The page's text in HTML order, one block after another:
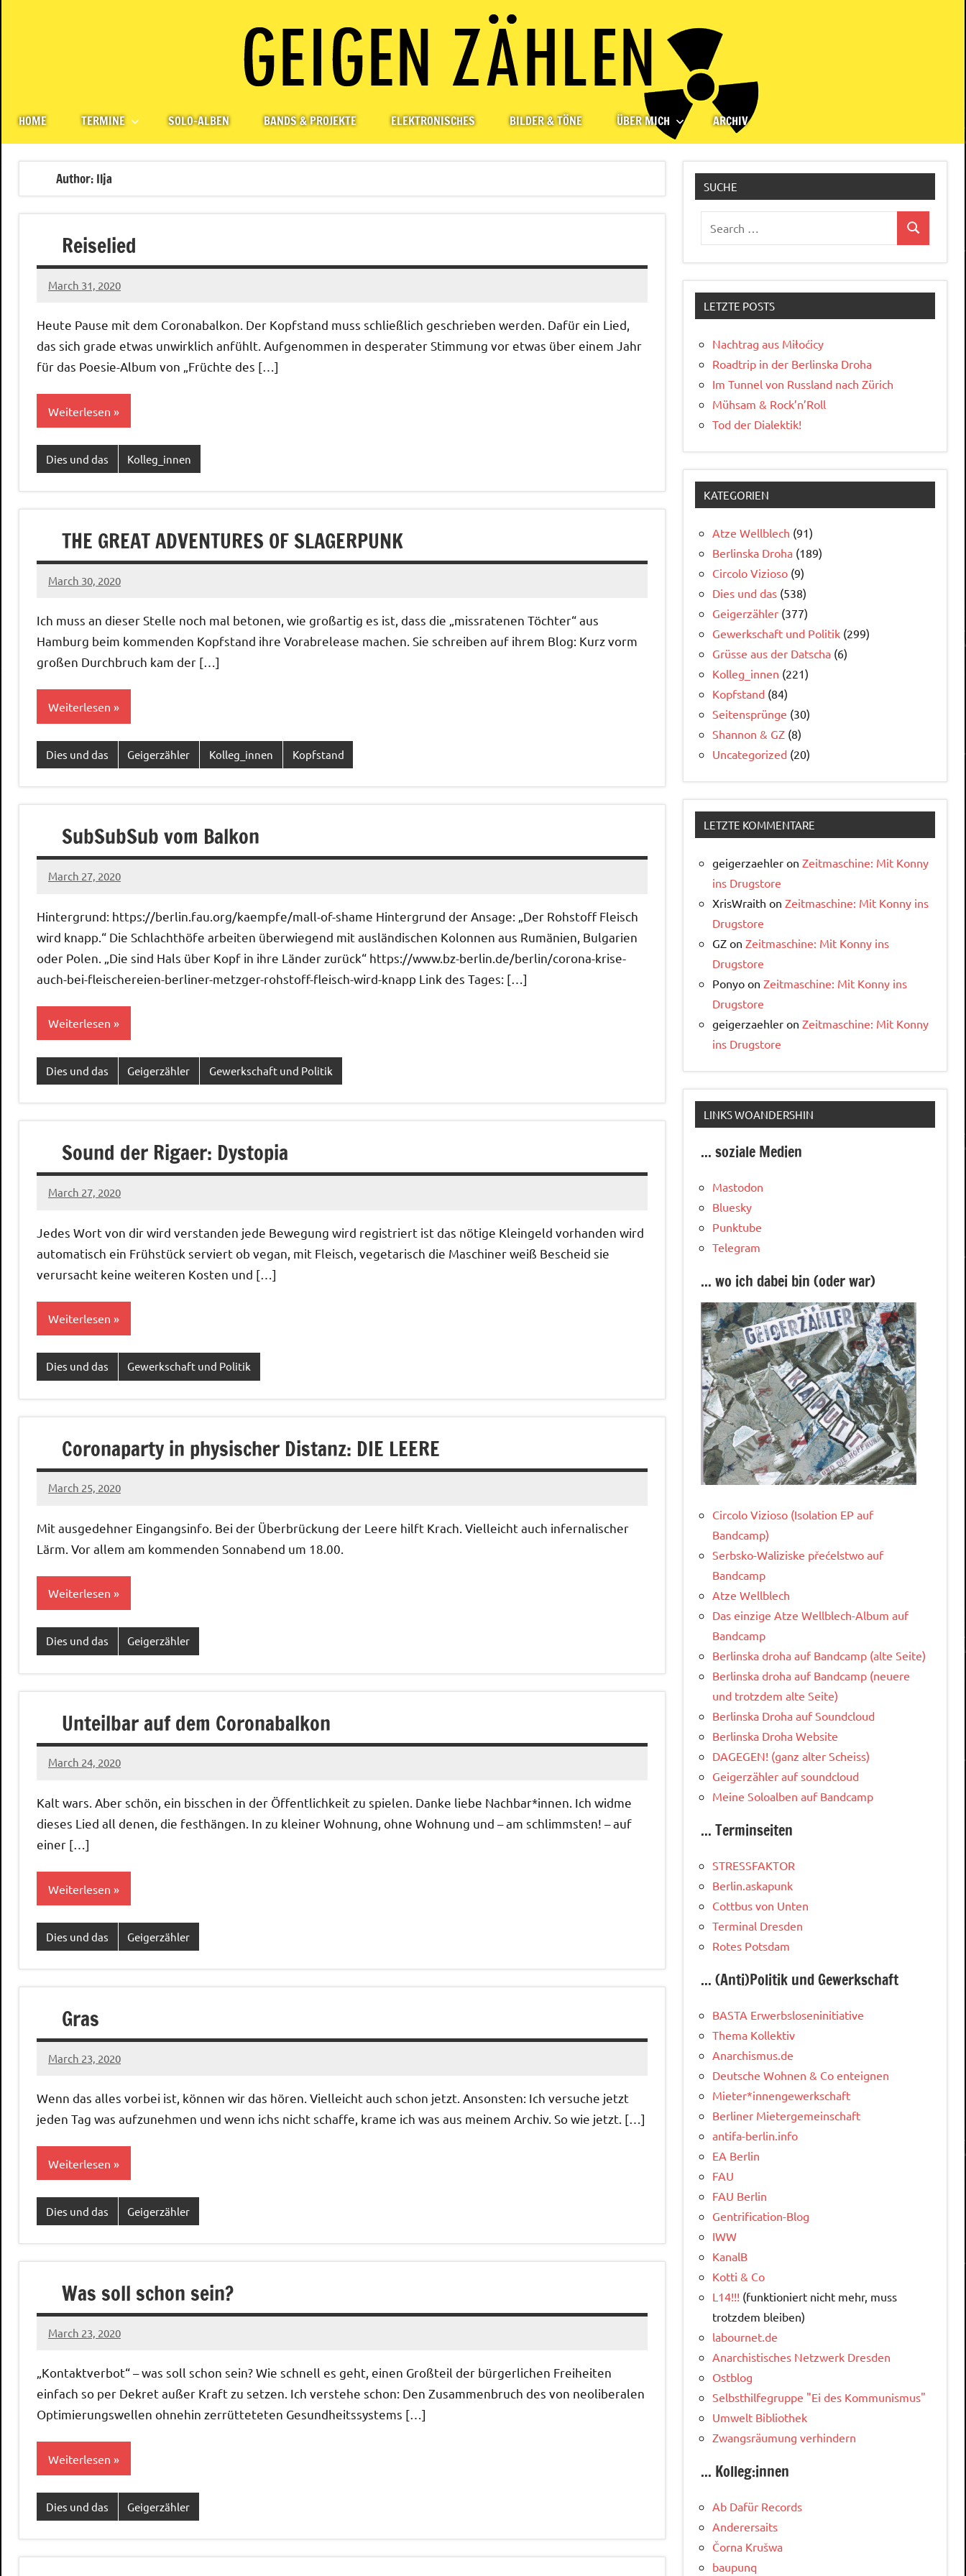
Geigerzähler
HOME TERMINE SOLO-ALBEN BANDS & PROJEKTE ELEKTRONISCHES BILDER & TÖNE ÜBER MICH ARCHIV
Author: Ilja
Reiselied
March 31, 2020
Ilja
Heute Pause mit dem Coronabalkon. Der Kopfstand muss schließlich geschrieben werden. Dafür ein Lied,
das sich grade etwas unwirklich anfühlt. Aufgenommen in desperater Stimmung vor etwas über einem Jahr
für das Poesie-Album von „Früchte des […]
Weiterlesen
Dies und das Kolleg_innen
THE GREAT ADVENTURES OF SLAGERPUNK
March 30, 2020
Ilja
Ich muss an dieser Stelle noch mal betonen, wie großartig es ist, dass die „missratenen Töchter“ aus
Hamburg beim kommenden Kopfstand ihre Vorabrelease machen. Sie schreiben auf ihrem Blog: Kurz vorm
großen Durchbruch kam der […]
Weiterlesen
Dies und das Geigerzähler Kolleg_innen Kopfstand
SubSubSub vom Balkon
March 27, 2020
Ilja
Hintergrund: https://berlin.fau.org/kaempfe/mall-of-shame Hintergrund der Ansage: „Der Rohstoff Fleisch
wird knapp.“ Die Schlachthöfe arbeiten überwiegend mit ausländischen Kolonnen aus Rumänien, Bulgarien
oder Polen. „Die sind Hals über Kopf in ihre Länder zurück“ https://www.bz-berlin.de/berlin/corona-krise-
auch-bei-fleischereien-berliner-metzger-rohstoff-fleisch-wird-knapp Link des Tages: […]
Weiterlesen
Dies und das Geigerzähler Gewerkschaft und Politik
Sound der Rigaer: Dystopia
March 27, 2020
Ilja
Jedes Wort von dir wird verstanden jede Bewegung wird registriert ist das nötige Kleingeld vorhanden wird
automatisch ein Frühstück serviert ob vegan, mit Fleisch, vegetarisch die Maschiner weiß Bescheid sie
verursacht keine weiteren Kosten und […]
Weiterlesen
Dies und das Gewerkschaft und Politik
Coronaparty in physischer Distanz: DIE LEERE
March 25, 2020
Ilja
Mit ausgedehner Eingangsinfo. Bei der Überbrückung der Leere hilft Krach. Vielleicht auch infernalischer
Lärm. Vor allem am kommenden Sonnabend um 18.00.
Weiterlesen
Dies und das Geigerzähler
Unteilbar auf dem Coronabalkon
March 24, 2020
Ilja
Kalt wars. Aber schön, ein bisschen in der Öffentlichkeit zu spielen. Danke liebe Nachbar*innen. Ich widme
dieses Lied all denen, die festhängen. In zu kleiner Wohnung, ohne Wohnung und – am schlimmsten! – auf
einer […]
Weiterlesen
Dies und das Geigerzähler
Gras
March 23, 2020
Ilja
Wenn das alles vorbei ist, können wir das hören. Vielleicht auch schon jetzt. Ansonsten: Ich versuche jetzt
jeden Tag was aufzunehmen und wenn ichs nicht schaffe, krame ich was aus meinem Archiv. So wie jetzt. […]
Weiterlesen
Dies und das Geigerzähler
Was soll schon sein?
March 23, 2020
Ilja
1
„Kontaktverbot“ – was soll schon sein? Wie schnell es geht, einen Großteil der bürgerlichen Freiheiten
einfach so per Dekret außer Kraft zu setzen. Ich verstehe schon: Den Zusammenbruch des von neoliberalen
Optimierungswellen ohnehin zerrütteteten Gesundheitssystems […]
Weiterlesen
Dies und das Geigerzähler
SUCHE
for:
Search
LETZTE POSTS
Nachtrag aus Miłoćicy
Roadtrip in der Berlinska Droha
Im Tunnel von Russland nach Zürich
Mühsam & Rock’n’Roll
Tod der Dialektik!
KATEGORIEN
Atze Wellblech (91)
Berlinska Droha (189)
Circolo Vizioso (9)
Dies und das (538)
Geigerzähler (377)
Gewerkschaft und Politik (299)
Grüsse aus der Datscha (6)
Kolleg_innen (221)
Kopfstand (84)
Seitensprünge (30)
Shannon & GZ (8)
Uncategorized (20)
LETZTE KOMMENTARE
geigerzaehler on Zeitmaschine: Mit Konny
ins Drugstore
XrisWraith on Zeitmaschine: Mit Konny ins
Drugstore
GZ on Zeitmaschine: Mit Konny ins
Drugstore
Ponyo on Zeitmaschine: Mit Konny ins
Drugstore
geigerzaehler on Zeitmaschine: Mit Konny
ins Drugstore
LINKS WOANDERSHIN
... soziale Medien
Mastodon
Bluesky
Punktube
Telegram
... wo ich dabei bin (oder war)
Circolo Vizioso (Isolation EP auf
Bandcamp)
Serbsko-Waliziske přećelstwo auf
Bandcamp
Atze Wellblech
Das einzige Atze Wellblech-Album auf
Bandcamp
Berlinska droha auf Bandcamp (alte Seite)
Berlinska droha auf Bandcamp (neuere
und trotzdem alte Seite)
Berlinska Droha auf Soundcloud
Berlinska Droha Website
DAGEGEN! (ganz alter Scheiss)
Geigerzähler auf soundcloud
Meine Soloalben auf Bandcamp
... Terminseiten
STRESSFAKTOR
Berlin.askapunk
Cottbus von Unten
Terminal Dresden
Rotes Potsdam
... (Anti)Politik und Gewerkschaft
BASTA Erwerbsloseninitiative
Thema Kollektiv
Anarchismus.de
Deutsche Wohnen & Co enteignen
Mieter*innengewerkschaft
Berliner Mietergemeinschaft
antifa-berlin.info
EA Berlin
FAU
FAU Berlin
Gentrification-Blog
IWW
KanalB
Kotti & Co
L14!!! (funktioniert nicht mehr, muss
trotzdem bleiben)
labournet.de
Anarchistisches Netzwerk Dresden
Ostblog
Selbsthilfegruppe "Ei des Kommunismus"
Umwelt Bibliothek
Zwangsräumung verhindern
... Kolleg:innen
Ab Dafür Records
Anderersaits
Čorna Krušwa
baupunq